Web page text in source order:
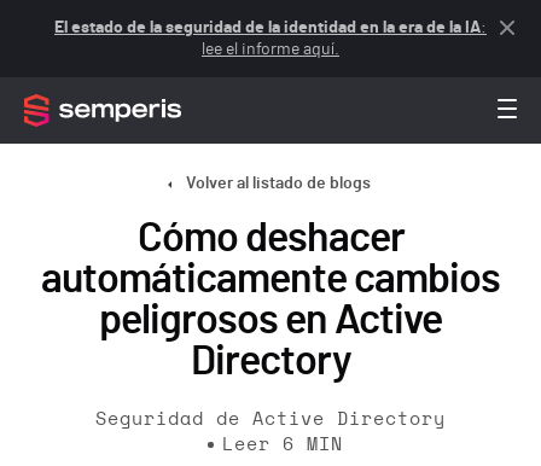
El estado de la seguridad de la identidad en la era de la IA:
lee el informe aquí.
Volver al listado de blogs
Cómo deshacer
automáticamente cambios
peligrosos en Active
Directory
Seguridad de Active Directory
Leer
6 MIN